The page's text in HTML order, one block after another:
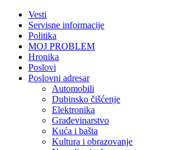
Vesti
Servisne informacije
Politika
MOJ PROBLEM
Hronika
Poslovi
Poslovni adresar
Automobili
Dubinsko čišćenje
Elektronika
Građevinarstvo
Kuća i bašta
Kultura i obrazovanje